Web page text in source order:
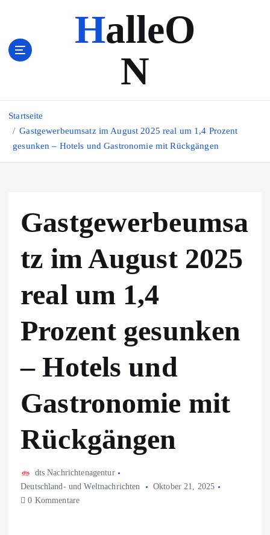
HalleO
N
Startseite
Gastgewerbeumsatz im August 2025 real um 1,4 Prozent
gesunken – Hotels und Gastronomie mit Rückgängen
Gastgewerbeumsa
tz im August 2025
real um 1,4
Prozent gesunken
– Hotels und
Gastronomie mit
Rückgängen
dts Nachrichtenagentur
Deutschland- und Weltnachrichten
Oktober 21, 2025
0 Kommentare